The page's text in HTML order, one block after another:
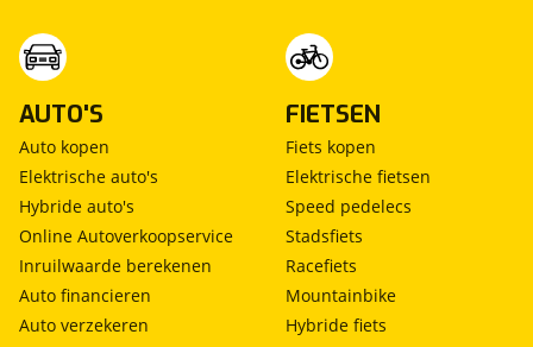
AUTO'S
Auto kopen
Elektrische auto's
Hybride auto's
Online Autoverkoopservice
Inruilwaarde berekenen
Auto financieren
Auto verzekeren
FIETSEN
Fiets kopen
Elektrische fietsen
Speed pedelecs
Stadsfiets
Racefiets
Mountainbike
Hybride fiets